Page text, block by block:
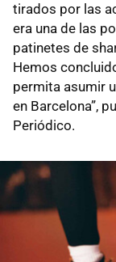
tirados por las
era una de las
patinetes de
Hemos
permita asumir
en Barcelona”,
Periódico.